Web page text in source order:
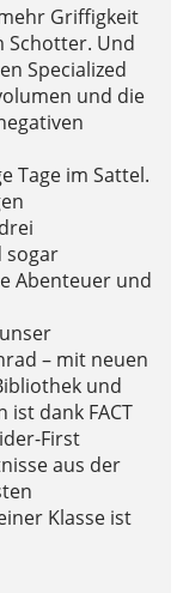
Griffigkeit
Schotter. Und
Specialized
und die
Tage im Sattel.
sogar
Abenteuer und
– mit neuen
und
dank FACT
First
aus der
Klasse ist